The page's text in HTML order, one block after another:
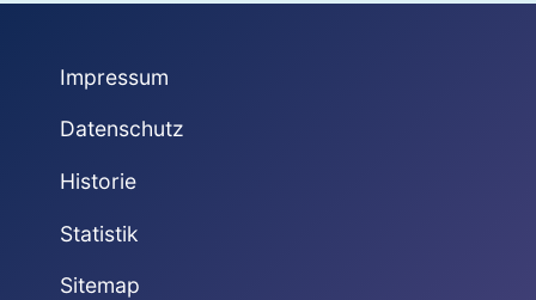
Impressum
Datenschutz
Historie
Statistik
Sitemap